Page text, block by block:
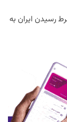
رسیدن ایران به